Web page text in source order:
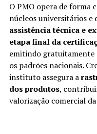
O PMO opera de forma
núcleos universitários e
assistência técnica e
etapa final da
emitindo gratuitamente
os padrões nacionais.
instituto assegura a
dos produtos,
valorização comercial